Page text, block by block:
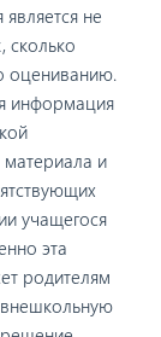
не
сколько
оцениванию.
информация
материала и
учащегося
эта
родителям